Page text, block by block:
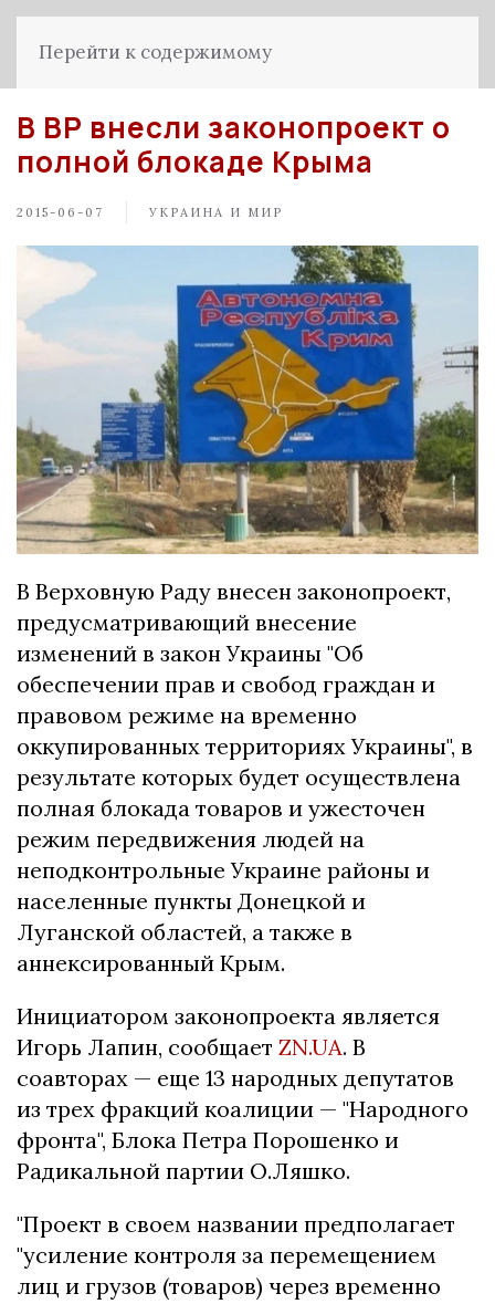
Перейти к содержимому
В ВР внесли законопроект о
полной блокаде Крыма
2015-06-07 УКРАИНА И МИР
В Верховную Раду внесен законопроект,
предусматривающий внесение
изменений в закон Украины "Об
обеспечении прав и свобод граждан и
правовом режиме на временно
оккупированных территориях Украины", в
результате которых будет осуществлена
полная блокада товаров и ужесточен
режим передвижения людей на
неподконтрольные Украине районы и
населенные пункты Донецкой и
Луганской областей, а также в
аннексированный Крым.
Инициатором законопроекта является
Игорь Лапин, сообщает ZN.UA. В
соавторах — еще 13 народных депутатов
из трех фракций коалиции — "Народного
фронта", Блока Петра Порошенко и
Радикальной партии О.Ляшко.
"Проект в своем названии предполагает
"усиление контроля за перемещением
лиц и грузов (товаров) через временно